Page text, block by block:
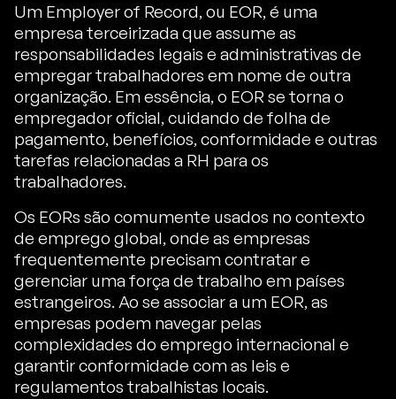
Um Employer of Record, ou EOR, é uma
empresa terceirizada que assume as
responsabilidades legais e administrativas de
empregar trabalhadores em nome de outra
organização. Em essência, o EOR se torna o
empregador oficial, cuidando de folha de
pagamento, benefícios, conformidade e outras
tarefas relacionadas a RH para os
trabalhadores.
Os EORs são comumente usados no contexto
de emprego global, onde as empresas
frequentemente precisam contratar e
gerenciar uma força de trabalho em países
estrangeiros. Ao se associar a um EOR, as
empresas podem navegar pelas
complexidades do emprego internacional e
garantir conformidade com as leis e
regulamentos trabalhistas locais.